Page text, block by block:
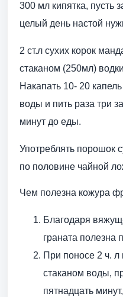
300 мл кипятка, пусть
целый день настой
2 ст.л сухих корок
стаканом (250мл)
Накапать 10- 20
воды и пить раза три
минут до еды.
Употреблять порошок
по половине чайной
Чем полезна кожура
Благодаря
граната полезна
При поносе 2 ч. л
стаканом воды,
пятнадцать